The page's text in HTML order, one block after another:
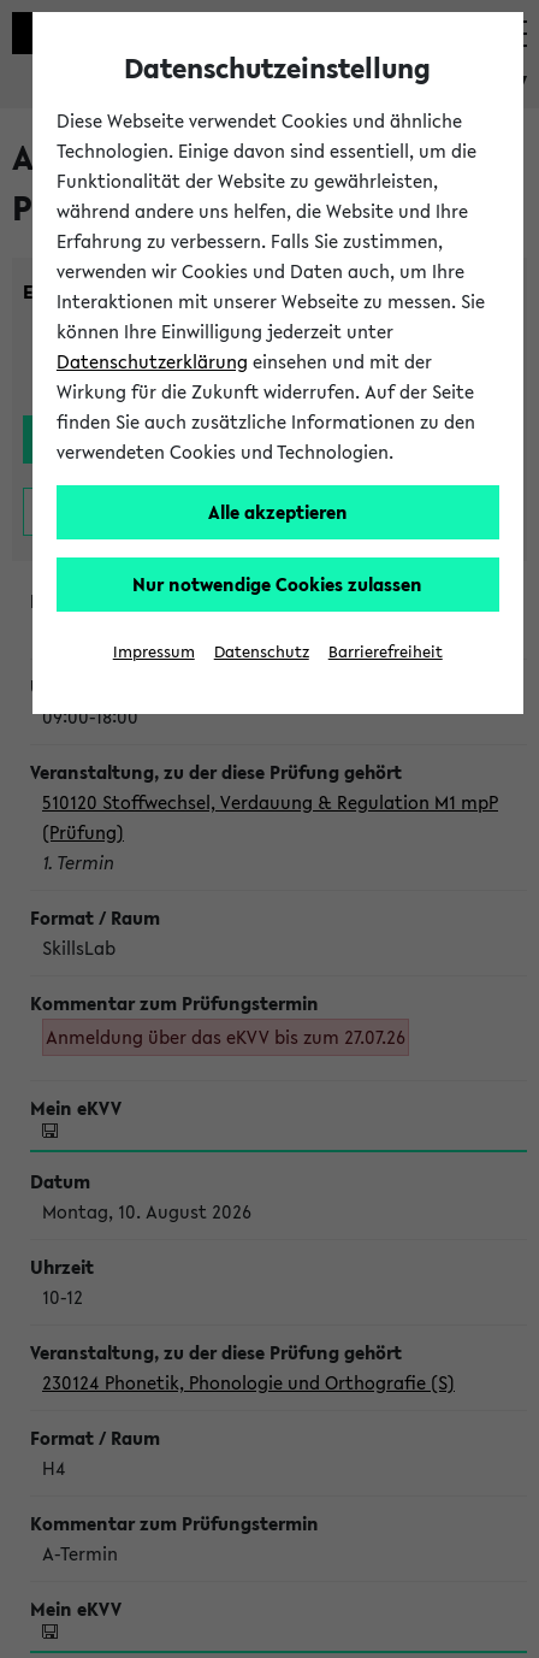
eKVV
Alle noch stattfindenden
Prüfungen
Einrichtung:
09:00-18:00
510120 Stoffwechsel, Verdauung & Regulation M1 mpP
(Prüfung)
1. Termin
SkillsLab
Anmeldung über das eKVV bis zum 27.07.26
Montag, 10. August 2026
10-12
230124 Phonetik, Phonologie und Orthografie (S)
H4
A-Termin
Datenschutzeinstellung
Diese Webseite verwendet Cookies und ähnliche
Technologien. Einige davon sind essentiell, um die
Funktionalität der Website zu gewährleisten,
während andere uns helfen, die Website und Ihre
Erfahrung zu verbessern. Falls Sie zustimmen,
verwenden wir Cookies und Daten auch, um Ihre
Interaktionen mit unserer Webseite zu messen. Sie
können Ihre Einwilligung jederzeit unter
Datenschutzerklärung einsehen und mit der
Wirkung für die Zukunft widerrufen. Auf der Seite
finden Sie auch zusätzliche Informationen zu den
verwendeten Cookies und Technologien.
Alle akzeptieren
Nur notwendige Cookies zulassen
Impressum Datenschutz Barrierefreiheit